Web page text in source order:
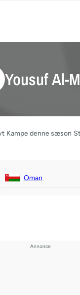
Yousuf Al-
Kampe denne sæson
Oman